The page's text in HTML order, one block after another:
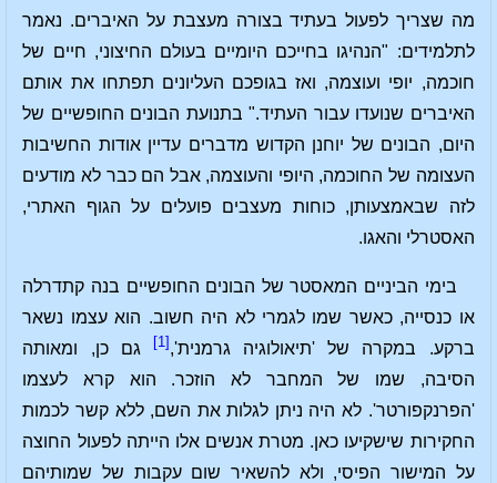
מה שצריך לפעול בעתיד בצורה מעצבת על האיברים. נאמר
לתלמידים: "הנהיגו בחייכם היומיים בעולם החיצוני, חיים של
חוכמה, יופי ועוצמה, ואז בגופכם העליונים תפתחו את אותם
האיברים שנועדו עבור העתיד." בתנועת הבונים החופשיים של
היום, הבונים של יוחנן הקדוש מדברים עדיין אודות החשיבות
העצומה של החוכמה, היופי והעוצמה, אבל הם כבר לא מודעים
לזה שבאמצעותן, כוחות מעצבים פועלים על הגוף האתרי,
האסטרלי והאגו.
בימי הביניים המאסטר של הבונים החופשיים בנה קתדרלה
או כנסייה, כאשר שמו לגמרי לא היה חשוב. הוא עצמו נשאר
ברקע. במקרה של 'תיאולוגיה גרמנית', [1]
גם כן, ומאותה
הסיבה, שמו של המחבר לא הוזכר. הוא קרא לעצמו
'הפרנקפורטר'. לא היה ניתן לגלות את השם, ללא קשר לכמות
החקירות שישקיעו כאן. מטרת אנשים אלו הייתה לפעול החוצה
על המישור הפיסי, ולא להשאיר שום עקבות של שמותיהם